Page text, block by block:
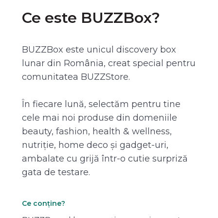
Ce este BUZZBox?
BUZZBox este unicul discovery box
lunar din România, creat special pentru
comunitatea BUZZStore.
În fiecare lună, selectăm pentru tine
cele mai noi produse din domeniile
beauty, fashion, health & wellness,
nutriție, home deco și gadget-uri,
ambalate cu grijă într-o cutie surpriză
gata de testare.
Ce conține?